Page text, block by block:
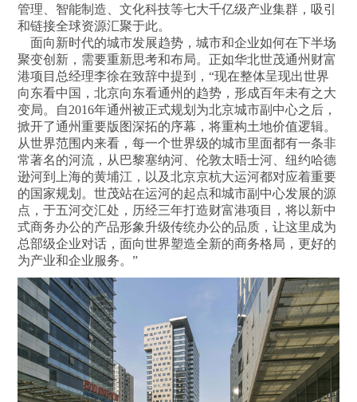
管理、智能制造、文化科技等七大千亿级产业集群，吸引
和链接全球资源汇聚于此。
面向新时代的城市发展趋势，城市和企业如何在下半场
聚变创新，需要重新思考和布局。正如华北世茂通州财富
港项目总经理李徐在致辞中提到，“现在整体呈现出世界
向东看中国，北京向东看通州的趋势，形成百年未有之大
变局。自2016年通州被正式规划为北京城市副中心之后，
掀开了通州重要版图深拓的序幕，将重构土地价值逻辑。
从世界范围内来看，每一个世界级的城市里面都有一条非
常著名的河流，从巴黎塞纳河、伦敦太晤士河、纽约哈德
逊河到上海的黄埔江，以及北京京杭大运河都对应着重要
的国家规划。世茂站在运河的起点和城市副中心发展的源
点，于五河交汇处，历经三年打造财富港项目，将以新中
式商务办公的产品形象升级传统办公的品质，让这里成为
总部级企业对话，面向世界塑造全新的商务格局，更好的
为产业和企业服务。”